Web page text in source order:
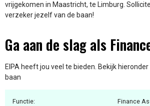
vrijgekomen in Maastricht, te Limburg.
verzeker jezelf van de baan!
Ga aan de slag als
EIPA heeft jou veel te bieden. Bekijk
baan
Functie: Finance